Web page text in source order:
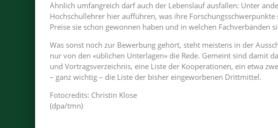
Ähnlich umfangreich darf auch der Lebenslauf ausfallen: Unter
Hochschullehrer hier aufführen, was ihre
Preise sie schon gewonnen haben und in welchen Fachverbänden
Was sonst noch zur Bewerbung gehört, steht meistens in der
nur von den «üblichen Unterlagen» die Rede. Gemeint sind damit
und Vortragsverzeichnis, eine Liste der Kooperationen, ein etwa
– ganz wichtig – die Liste der bisher eingeworbenen Drittmittel.
Fotocredits: Christin Klose
(dpa/tmn)